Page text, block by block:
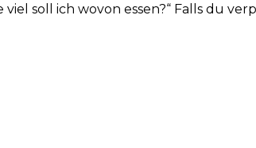
soll ich wovon essen?“ Falls du